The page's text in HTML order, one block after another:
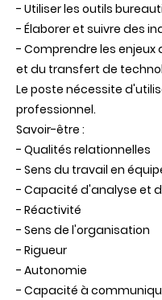
- Utiliser les outils
- Élaborer et suivre des
- Comprendre les enjeux
et du transfert de
Le poste nécessite
professionnel.
Savoir-être :
- Qualités relationnelles
- Sens du travail en
- Capacité d'analyse et
- Réactivité
- Sens de l'organisation
- Rigueur
- Autonomie
- Capacité à